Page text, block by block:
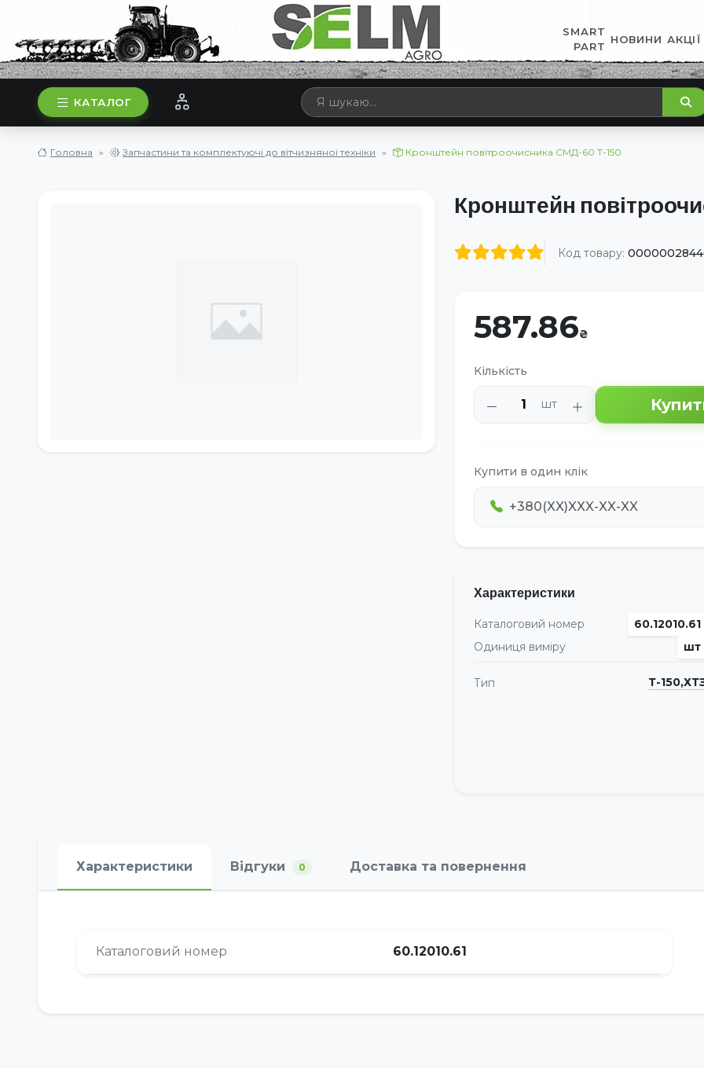
SMART
PART
НОВИНИ АКЦІЇ
КАТАЛОГ
Головна Запчастини та комплектуючі до вітчизняної техніки Кронштейн повітроочисника СМД-60 Т-150
Кронштейн
Код товару:
587.86
Кількість
шт
Купити в один клік
Характеристики
Каталоговий номер
60.12010.61
Одиниця виміру
шт
Тип Т-
Характеристики Відгуки 0 Доставка та повернення
Каталоговий номер 60.12010.61